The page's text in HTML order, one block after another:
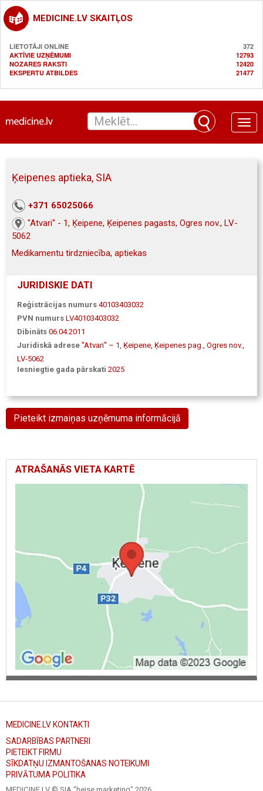
MEDICINE.LV SKAITĻOS
LIETOTĀJI ONLINE
372
AKTĪVIE UZŅĒMUMI
12793
NOZARES RAKSTI
12420
EKSPERTU ATBILDES
21477
Toggle
Ķeipenes aptieka, SIA
+371 65025066
"Atvari" - 1, Ķeipene, Ķeipenes pagasts, Ogres nov., LV-
5062
Medikamentu tirdzniecība, aptiekas
JURIDISKIE DATI
Reģistrācijas numurs 40103403032
PVN numurs LV40103403032
Dibināts 06.04.2011
Juridiskā adrese "Atvari" – 1, Ķeipene, Ķeipenes pag., Ogres nov.,
LV-5062
Iesniegtie gada pārskati 2025
Pieteikt izmaiņas uzņēmuma informācijā
ATRAŠANĀS VIETA KARTĒ
MEDICINE.LV KONTAKTI
SADARBĪBAS PARTNERI
PIETEIKT FIRMU
SĪKDATŅU IZMANTOŠANAS NOTEIKUMI
PRIVĀTUMA POLITIKA